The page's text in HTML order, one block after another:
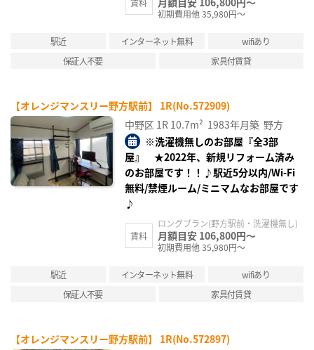
初期費用他 35,980円～
駅近 インターネット無料
wifiあり
保証人不要
家具付賃貸
【オレンジマンスリー野方駅前】 1R(No.572909)
中野区 1R 10.7m² 1983年月築 野方
※洗濯機無しのお部屋『全3部
屋』 ★2022年、新規リフォーム済み
のお部屋です！！♪駅近5分以内/Wi-Fi
無料/禁煙ルーム/ミニマムなお部屋です
♪
賃料
ロングプラン(野方駅前・洗濯機無し)
月額目安 106,800円～
初期費用他 35,980円～
駅近 インターネット無料
wifiあり
保証人不要
家具付賃貸
【オレンジマンスリー野方駅前】 1R(No.572897)